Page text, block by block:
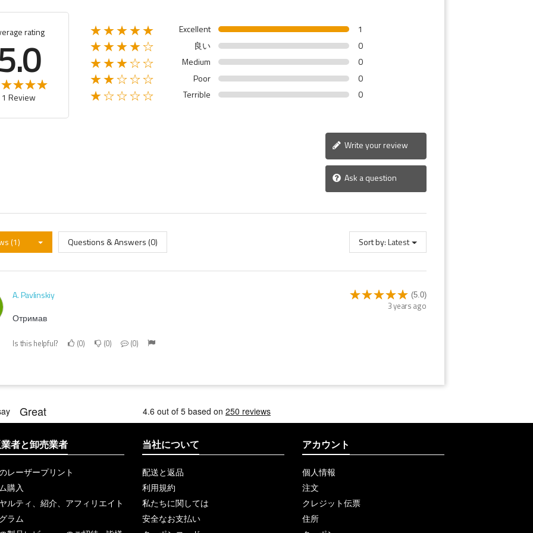
rating
5.0
1 Review
★★★★★ Excellent 1
★★★★☆ 良い 0
★★★☆☆ Medium 0
★★☆☆☆ Poor 0
★☆☆☆☆ Terrible 0
Write your review
Ask a question
(1) Questions & Answers (0) Sort by:Latest
A. Pavlinskiy (5.0)
3 years ago
Отримав
Is this helpful? 0 0 0
者と卸売業者
レーザープリント
購入
ルティ、紹介、アフィリエイト
ラム
当社について
配送と返品
利用規約
私たちに関しては
安全なお支払い
アカウント
個人情報
注文
クレジット伝票
住所